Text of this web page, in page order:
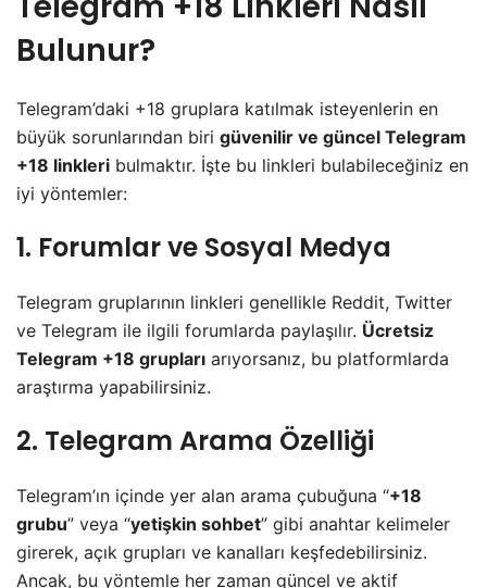
Bulunur?
Telegram’daki +18 gruplara katılmak isteyenlerin en
büyük sorunlarından biri güvenilir ve güncel Telegram
+18 linkleri bulmaktır. İşte bu linkleri bulabileceğiniz en
iyi yöntemler:
1. Forumlar ve Sosyal Medya
Telegram gruplarının linkleri genellikle Reddit, Twitter
ve Telegram ile ilgili forumlarda paylaşılır. Ücretsiz
Telegram +18 grupları arıyorsanız, bu platformlarda
araştırma yapabilirsiniz.
2. Telegram Arama Özelliği
Telegram’ın içinde yer alan arama çubuğuna “+18
grubu” veya “yetişkin sohbet” gibi anahtar kelimeler
girerek, açık grupları ve kanalları keşfedebilirsiniz.
Ancak, bu yöntemle her zaman güncel ve aktif